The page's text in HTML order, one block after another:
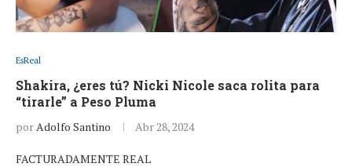
EsReal
Shakira, ¿eres tú? Nicki Nicole saca rolita para
“tirarle” a Peso Pluma
porAdolfo Santino Abr 28, 2024
FACTURADAMENTE REAL